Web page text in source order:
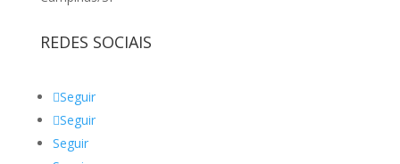
REDES SOCIAIS
Seguir
Seguir
Seguir